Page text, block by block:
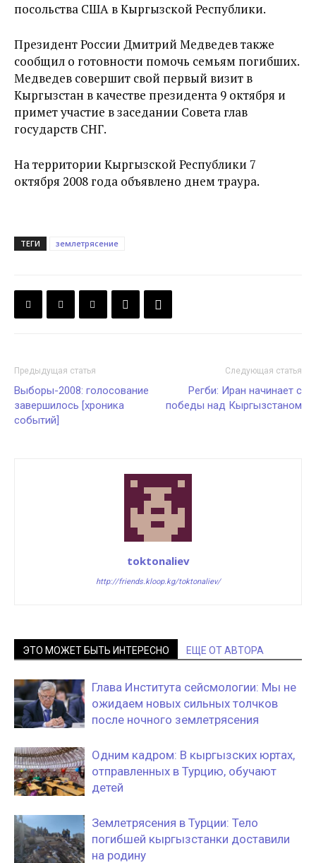
посольства США в Кыргызской Республики.
Президент России Дмитрий Медведев также
сообщил о готовности помочь семьям погибших.
Медведев совершит свой первый визит в
Кыргызстан в качестве президента 9 октября и
примет участие в заседании Совета глав
государств СНГ.
На территории Кыргызской Республики 7
октября 2008 года объявлено днем траура.
ТЕГИ землетрясение
Предыдущая статья
Выборы-2008: голосование
завершилось [хроника
событий]
Следующая статья
Регби: Иран начинает с
победы над Кыргызстаном
toktonaliev
http://friends.kloop.kg/toktonaliev/
ЭТО МОЖЕТ БЫТЬ ИНТЕРЕСНО ЕЩЕ ОТ АВТОРА
Глава Института сейсмологии: Мы не
ожидаем новых сильных толчков
после ночного землетрясения
Одним кадром: В кыргызских юртах,
отправленных в Турцию, обучают
детей
Землетрясения в Турции: Тело
погибшей кыргызстанки доставили
на родину